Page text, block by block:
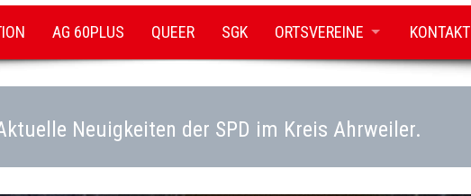
AG 60PLUS QUEER SGK ORTSVEREINE KONTAKT
Neuigkeiten der SPD im Kreis Ahrweiler.